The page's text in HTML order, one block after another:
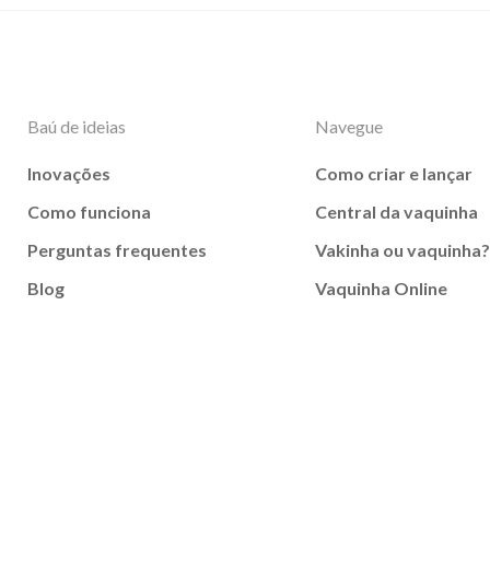
Baú de ideias
Inovações
Como funciona
Perguntas frequentes
Blog
Navegue
Como criar e lançar
Central da vaquinha
Vakinha ou vaquinha?
Vaquinha Online